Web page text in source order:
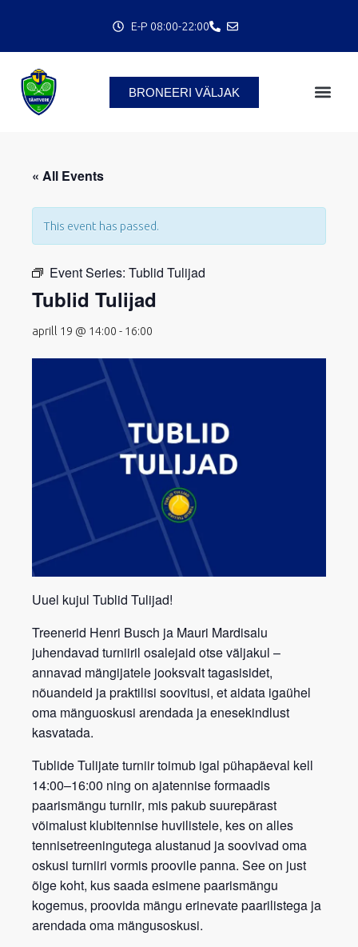
E-P 08:00-22:00
BRONEERI VÄLJAK
« All Events
This event has passed.
Event Series: Tublid Tulijad
Tublid Tulijad
aprill 19 @ 14:00 - 16:00
Uuel kujul Tublid Tulijad!
Treenerid Henri Busch ja Mauri Mardisalu
juhendavad turniiril osalejaid otse väljakul –
annavad mängijatele jooksvalttagasisidet,
nõuandeid ja praktilisi soovitusi, et aidata igaühel
oma mänguoskusi arendada ja enesekindlust
kasvatada.
Tublide Tulijate turniirtoimub igal pühapäeval kell
14:00–16:00 ning on ajatennise formaadis
paarismängu turniir, mis pakub suurepärast
võimalust klubitennise huvilistele, kes on alles
tennisetreeningutega alustanud ja soovivad oma
oskusi turniiri vormis proovile panna. See on just
õige koht, kus saada esimene paarismängu
kogemus, proovida mängu erinevate paarilistega ja
arendada oma mängusoskusi.